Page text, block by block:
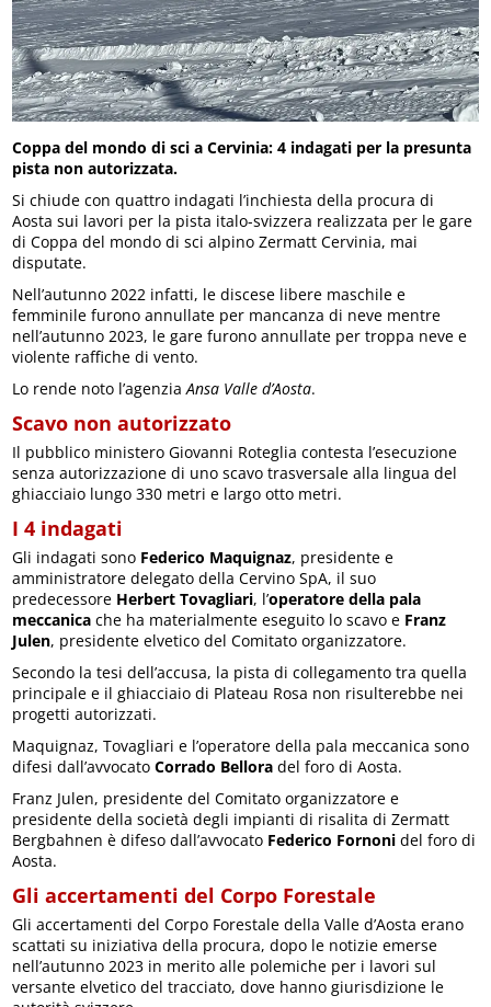
Coppa del mondo di sci a Cervinia: 4 indagati per la presunta
pista non autorizzata.
Si chiude con quattro indagati l’inchiesta della procura di
Aosta sui lavori per la pista italo-svizzera realizzata per le gare
di Coppa del mondo di sci alpino Zermatt Cervinia, mai
disputate.
Nell’autunno 2022 infatti, le discese libere maschile e
femminile furono annullate per mancanza di neve mentre
nell’autunno 2023, le gare furono annullate per troppa neve e
violente raffiche di vento.
Lo rende noto l’agenzia Ansa Valle d’Aosta.
Scavo non autorizzato
Il pubblico ministero Giovanni Roteglia contesta l’esecuzione
senza autorizzazione di uno scavo trasversale alla lingua del
ghiacciaio lungo 330 metri e largo otto metri.
I 4 indagati
Gli indagati sono Federico Maquignaz, presidente e
amministratore delegato della Cervino SpA, il suo
predecessore Herbert Tovagliari, l’operatore della pala
meccanica che ha materialmente eseguito lo scavo e Franz
Julen, presidente elvetico del Comitato organizzatore.
Secondo la tesi dell’accusa, la pista di collegamento tra quella
principale e il ghiacciaio di Plateau Rosa non risulterebbe nei
progetti autorizzati.
Maquignaz, Tovagliari e l’operatore della pala meccanica sono
difesi dall’avvocatoCorrado Bellora del foro di Aosta.
Franz Julen, presidente del Comitato organizzatore e
presidente della società degli impianti di risalita di Zermatt
Bergbahnen è difeso dall’avvocato Federico Fornoni del foro di
Aosta.
Gli accertamenti del Corpo Forestale
Gli accertamenti del Corpo Forestale della Valle d’Aosta erano
scattati su iniziativa della procura, dopo le notizie emerse
nell’autunno 2023 in merito alle polemiche per i lavori sul
versante elvetico del tracciato, dove hanno giurisdizione le